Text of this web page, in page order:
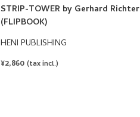
STRIP-TOWER by Gerhard Richter
(FLIPBOOK)
HENI PUBLISHING
REGULAR
¥2,860 (tax incl.)